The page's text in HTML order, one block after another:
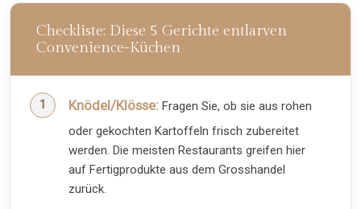
Checkliste: Diese 5 Gerichte entlarven
Convenience-Küchen
Knödel/Klösse: Fragen Sie, ob sie aus rohen
oder gekochten Kartoffeln frisch zubereitet
werden. Die meisten Restaurants greifen hier
auf Fertigprodukte aus dem Grosshandel
zurück.